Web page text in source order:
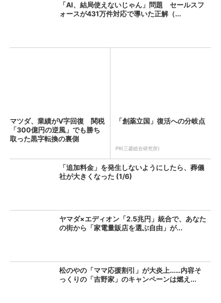
「AI、結局使えないじゃん」問題 セールスフ
ォースが431万件対応で導いた正解（...
マツダ、業績がV字回復 関税
「300億円の逆風」でも勝ち
取った黒字転換の裏側
「創薬立国」復活への分岐点
PR(三菱総合研究所)
「追加料金」を発生しないようにしたら、葬儀
社が大きくなった (1/6)
ヤマダ×エディオン「2.5兆円」統合で、あなた
の街から「家電量販店を選ぶ自由」が...
松のやの「ママ応援割引」が大炎上……内容そ
っくりの「吉野家」のキャンペーンは燃え...